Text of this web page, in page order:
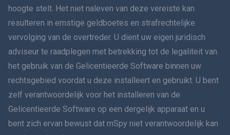
עברית
Română
Ελληνικά
Tiếng Việt
繁體中文
hoogte stelt. Het niet naleven van deze vereiste kan
resulteren in ernstige geldboetes en strafrechtelijke
vervolging van de overtreder. U dient uw eigen juridisch
adviseur te raadplegen met betrekking tot de legaliteit van
het gebruik van de Gelicentieerde Software binnen uw
rechtsgebied voordat u deze installeert en gebruikt. U bent
zelf verantwoordelijk voor het installeren van de
Gelicentieerde Software op een dergelijk apparaat en u
bent zich ervan bewust dat mSpy niet verantwoordelijk kan